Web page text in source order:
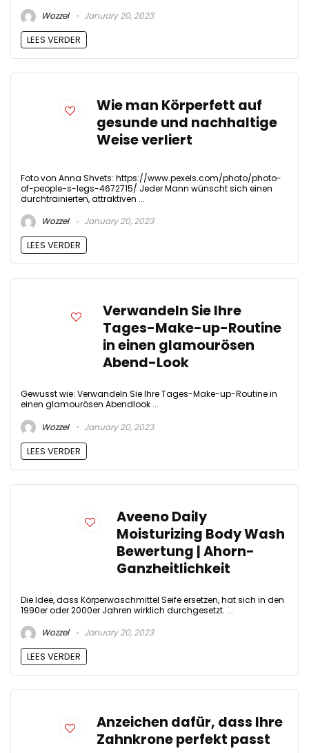
Wozzel
January 20, 2023
LEES VERDER
Wie man Körperfett auf
gesunde und nachhaltige
Weise verliert
Foto von Anna Shvets: https://www.pexels.com/photo/photo-
of-people-s-legs-4672715/ Jeder Mann wünscht sich einen
durchtrainierten, attraktiven ...
Wozzel
January 20, 2023
LEES VERDER
Verwandeln Sie Ihre
Tages-Make-up-Routine
in einen glamourösen
Abend-Look
Gewusst wie: Verwandeln Sie Ihre Tages-Make-up-Routine in
einen glamourösen Abendlook ...
Wozzel
January 20, 2023
LEES VERDER
Aveeno Daily
Moisturizing Body Wash
Bewertung | Ahorn-
Ganzheitlichkeit
Die Idee, dass Körperwaschmittel Seife ersetzen, hat sich in den
1990er oder 2000er Jahren wirklich durchgesetzt. ...
Wozzel
January 20, 2023
LEES VERDER
Anzeichen dafür, dass Ihre
Zahnkrone perfekt passt